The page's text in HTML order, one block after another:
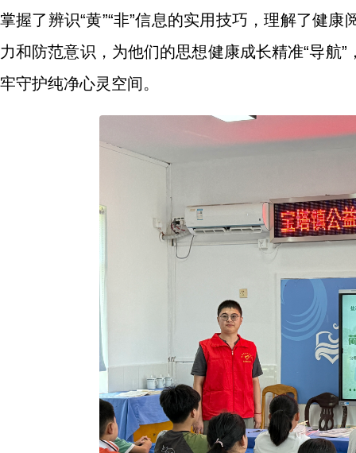
掌握了辨识“黄”“非”信息的实用技巧，理解了健
力和防范意识，为他们的思想健康成长精准“导航
牢守护纯净心灵空间。